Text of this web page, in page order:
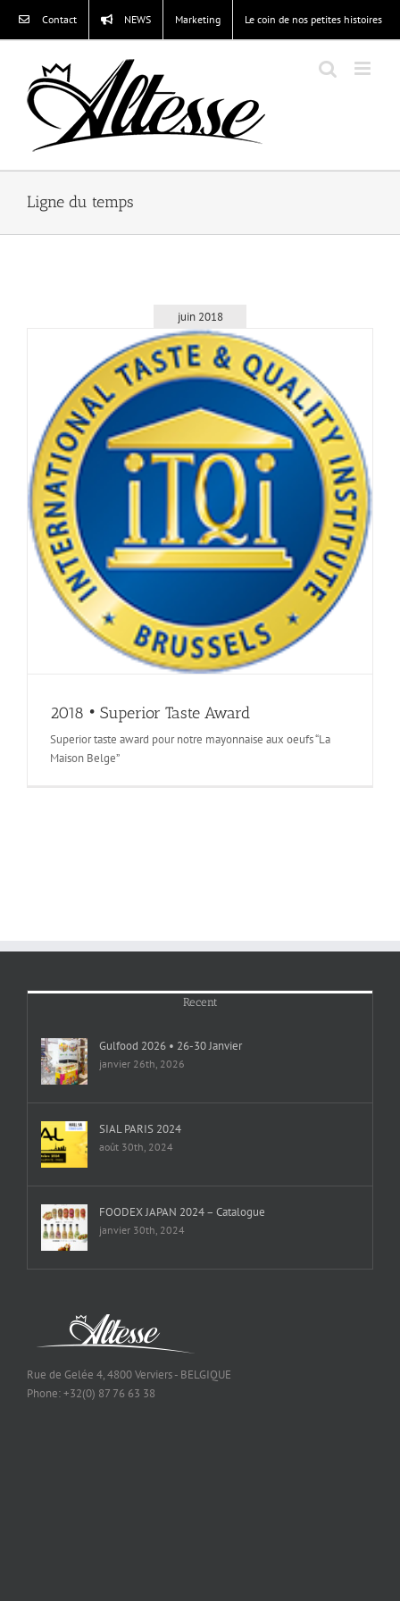
contenu
Contact NEWS Marketing Le coin de nos petites histoires
Ligne du temps
juin 2018
2018 • Superior Taste Award
Superior taste award pour notre mayonnaise aux oeufs “La
Maison Belge”
Recent
Gulfood 2026 • 26-30 Janvier
janvier 26th, 2026
SIAL PARIS 2024
août 30th, 2024
FOODEX JAPAN 2024 – Catalogue
janvier 30th, 2024
Rue de Gelée 4, 4800 Verviers - BELGIQUE
Phone: +32(0) 87 76 63 38